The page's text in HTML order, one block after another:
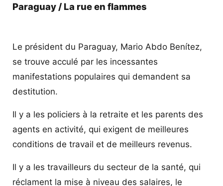
Paraguay / La rue en flammes
Le président du Paraguay, Mario Abdo Benítez,
se trouve acculé par les incessantes
manifestations populaires qui demandent sa
destitution.
Il y a les policiers à la retraite et les parents des
agents en activité, qui exigent de meilleures
conditions de travail et de meilleurs revenus.
Il y a les travailleurs du secteur de la santé, qui
réclament la mise à niveau des salaires, le